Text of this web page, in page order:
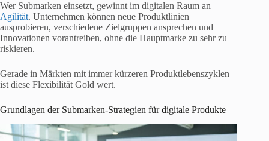
Wer Submarken einsetzt, gewinnt im digitalen Raum an
Agilität. Unternehmen können neue Produktlinien
ausprobieren, verschiedene Zielgruppen ansprechen und
Innovationen vorantreiben, ohne die Hauptmarke zu sehr zu
riskieren.
Gerade in Märkten mit immer kürzeren Produktlebenszyklen
ist diese Flexibilität Gold wert.
Grundlagen der Submarken-Strategien für digitale Produkte